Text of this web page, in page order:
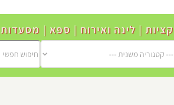
| לינה ואירוח | ספא | מסעדות